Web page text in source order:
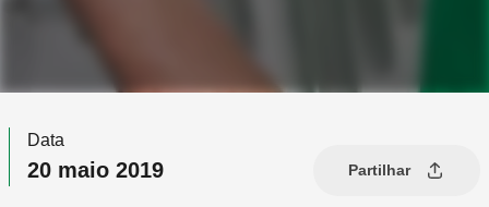
Data
20 maio 2019 Partilhar